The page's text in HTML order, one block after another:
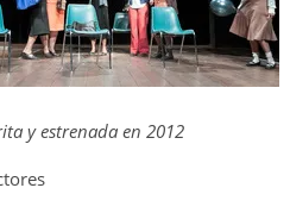
y estrenada en 2012